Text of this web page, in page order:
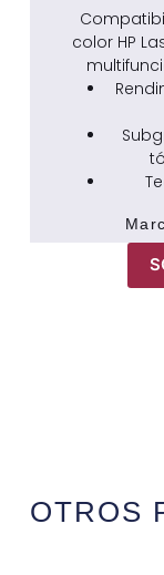
color HP
OTROS